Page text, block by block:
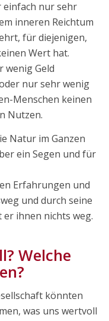
einfach nur sehr
inneren Reichtum
für diejenigen,
Wert hat.
wenig Geld
nur sehr wenig
Menschen keinen
Nutzen.
Natur im Ganzen
ein Segen und für
Erfahrungen und
und durch seine
er ihnen nichts weg.
Welche
könnten
was uns wertvoll